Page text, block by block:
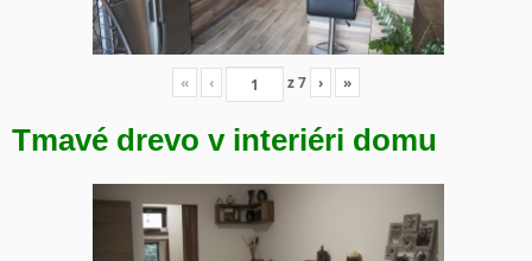
« ‹ z7 › »
Tmavé drevo v interiéri domu